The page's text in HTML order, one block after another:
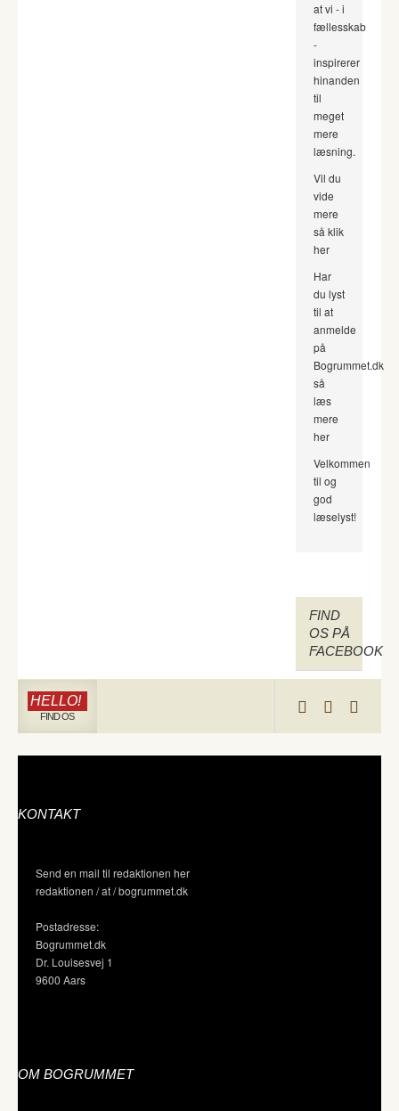
at vi - i
fællesskab
-
inspirerer
hinanden
til
meget
mere
læsning.
Vil du
vide
mere
så klik
her
Har
du lyst
til at
anmelde
på
Bogrummet.dk
så
læs
mere
her
Velkommen
til og
god
læselyst!
FIND
OS PÅ
FACEBOOK
HELLO!
FIND OS
KONTAKT
Send en mail til redaktionen her
redaktionen / at / bogrummet.dk
Postadresse:
Bogrummet.dk
Dr. Louisesvej 1
9600 Aars
OM BOGRUMMET